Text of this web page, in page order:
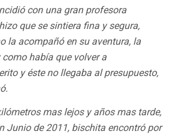
con una gran profesora
que se sintiera fina y segura,
la acompañó en su aventura, la
como había que volver a
y éste no llegaba al presupuesto,
mas lejos y años mas tarde,
Junio de 2011, bischita encontró por